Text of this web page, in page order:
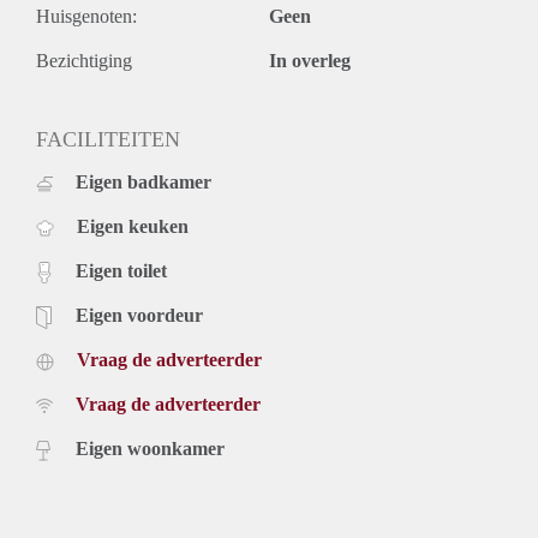
Rental price € 3450,- excluding utilities
Deposit equal to 2 months rent
Huisgenoten: Geen
Bezichtiging In overleg
FACILITEITEN
Eigen badkamer
Eigen keuken
Eigen toilet
Eigen voordeur
Vraag de adverteerder
Vraag de adverteerder
Eigen woonkamer